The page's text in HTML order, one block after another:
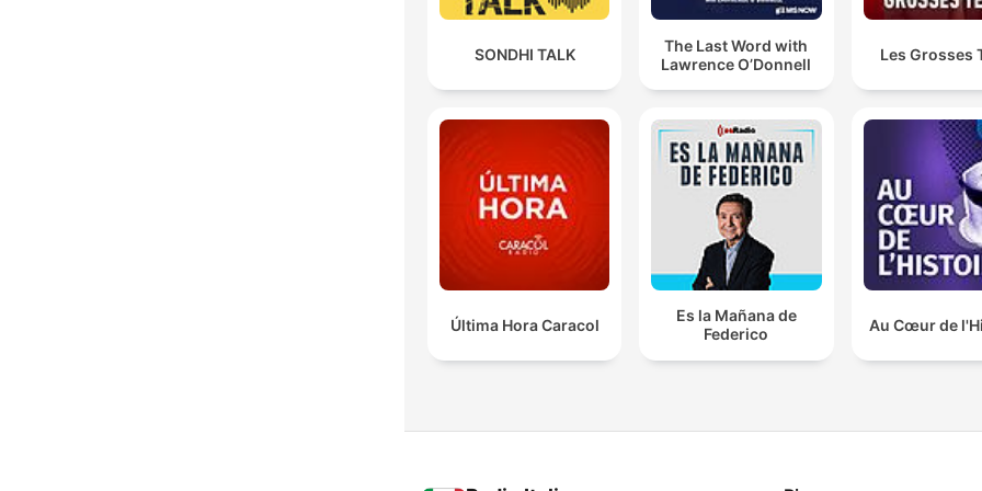
SONDHI TALK
The Last Word with
Lawrence O’Donnell
Les Grosses
Última Hora Caracol
Es la Mañana de
Federico
Au Cœur de